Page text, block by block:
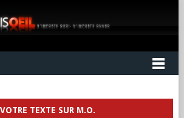
VOTRE TEXTE SUR M.O.